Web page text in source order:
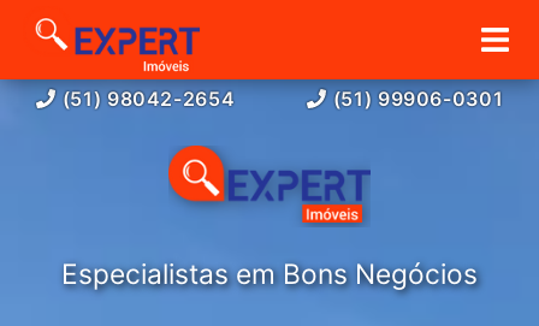
(51) 98042-2654 (51) 99906-0301
Especialistas em Bons Negócios